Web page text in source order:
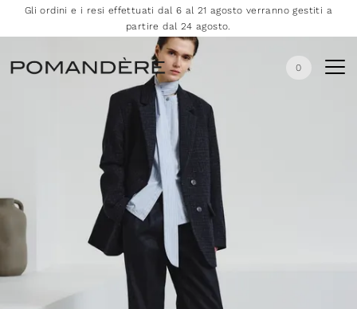
Gli ordini e i resi effettuati dal 6 al 21 agosto verranno gestiti a
partire dal 24 agosto.
0